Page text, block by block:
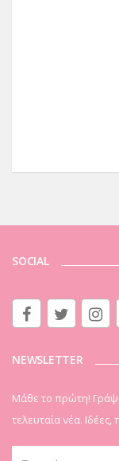
SOCIAL
NEWSLETTER
Μάθε το πρώτη!
τελευταία νέα.